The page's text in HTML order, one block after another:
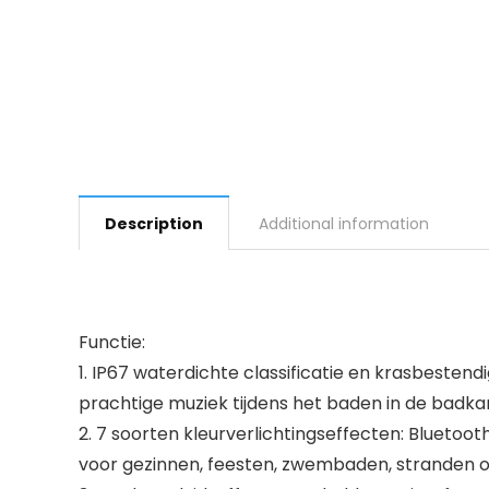
Description Additional information
Functie:
1. IP67 waterdichte classificatie en
prachtige muziek tijdens het baden in de
2. 7 soorten kleurverlichtingseffecten:
voor gezinnen, feesten, zwembaden, stranden